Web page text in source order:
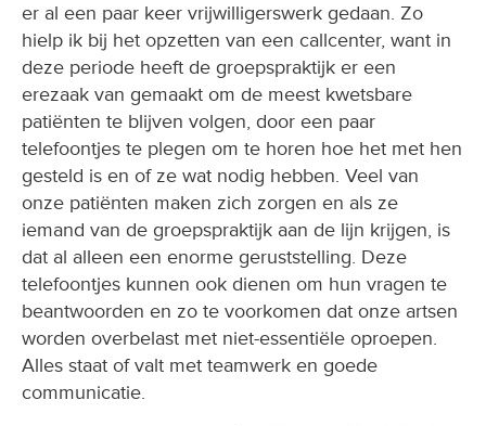
er al een paar keer vrijwilligerswerk gedaan. Zo
hielp ik bij het opzetten van een callcenter, want in
deze periode heeft de groepspraktijk er een
erezaak van gemaakt om de meest kwetsbare
patiënten te blijven volgen, door een paar
telefoontjes te plegen om te horen hoe het met hen
gesteld is en of ze wat nodig hebben. Veel van
onze patiënten maken zich zorgen en als ze
iemand van de groepspraktijk aan de lijn krijgen, is
dat al alleen een enorme geruststelling. Deze
telefoontjes kunnen ook dienen om hun vragen te
beantwoorden en zo te voorkomen dat onze artsen
worden overbelast met niet-essentiële oproepen.
Alles staat of valt met teamwerk en goede
communicatie.